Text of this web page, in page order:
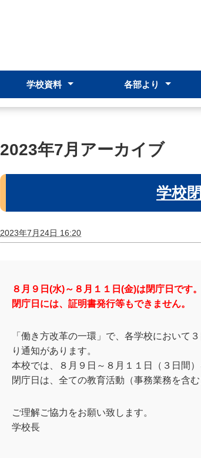
学校資料
学校要覧
学校評価・評議委員会
内規
台風襲来時の対応について
いじめ防止対策基本方針
学校の部活動に係る活動方針
各部より
進路指導部
生徒支援部
事務部
保健室
2023年7月アーカイブ
学校
2023年7月24日 16:20
８月９日(水)～８月１１日(金)は閉庁日です。
閉庁日には、証明書発行等もできません。
「働き方改革の一環」で、各学校において
り通知があります。
本校では、８月９日～８月１１日（３日間）
閉庁日は、全ての教育活動（事務業務を含む
ご理解ご協力をお願い致します。
学校長